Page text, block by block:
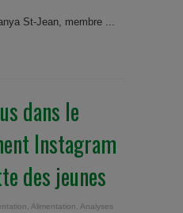
St-Jean, membre ...
dans le
Instagram
des jeunes
, Alimentation, Analyses